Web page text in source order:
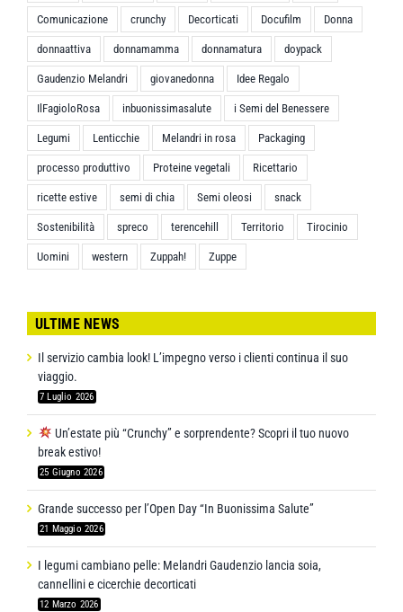
Comunicazione crunchy Decorticati Docufilm Donna
donnaattiva donnamamma donnamatura doypack
Gaudenzio Melandri giovanedonna Idee Regalo
IlFagioloRosa inbuonissimasalute i Semi del Benessere
Legumi Lenticchie Melandri in rosa Packaging
processo produttivo Proteine vegetali Ricettario
ricette estive semi di chia Semi oleosi snack
Sostenibilità spreco terencehill Territorio Tirocinio
Uomini western Zuppah! Zuppe
ULTIME NEWS
Il servizio cambia look! L’impegno verso i clienti continua il suo
viaggio.
7 Luglio 2026
Un’estate più “Crunchy” e sorprendente? Scopri il tuo nuovo
break estivo!
25 Giugno 2026
Grande successo per l’Open Day “In Buonissima Salute”
21 Maggio 2026
I legumi cambiano pelle: Melandri Gaudenzio lancia soia,
cannellini e cicerchie decorticati
12 Marzo 2026